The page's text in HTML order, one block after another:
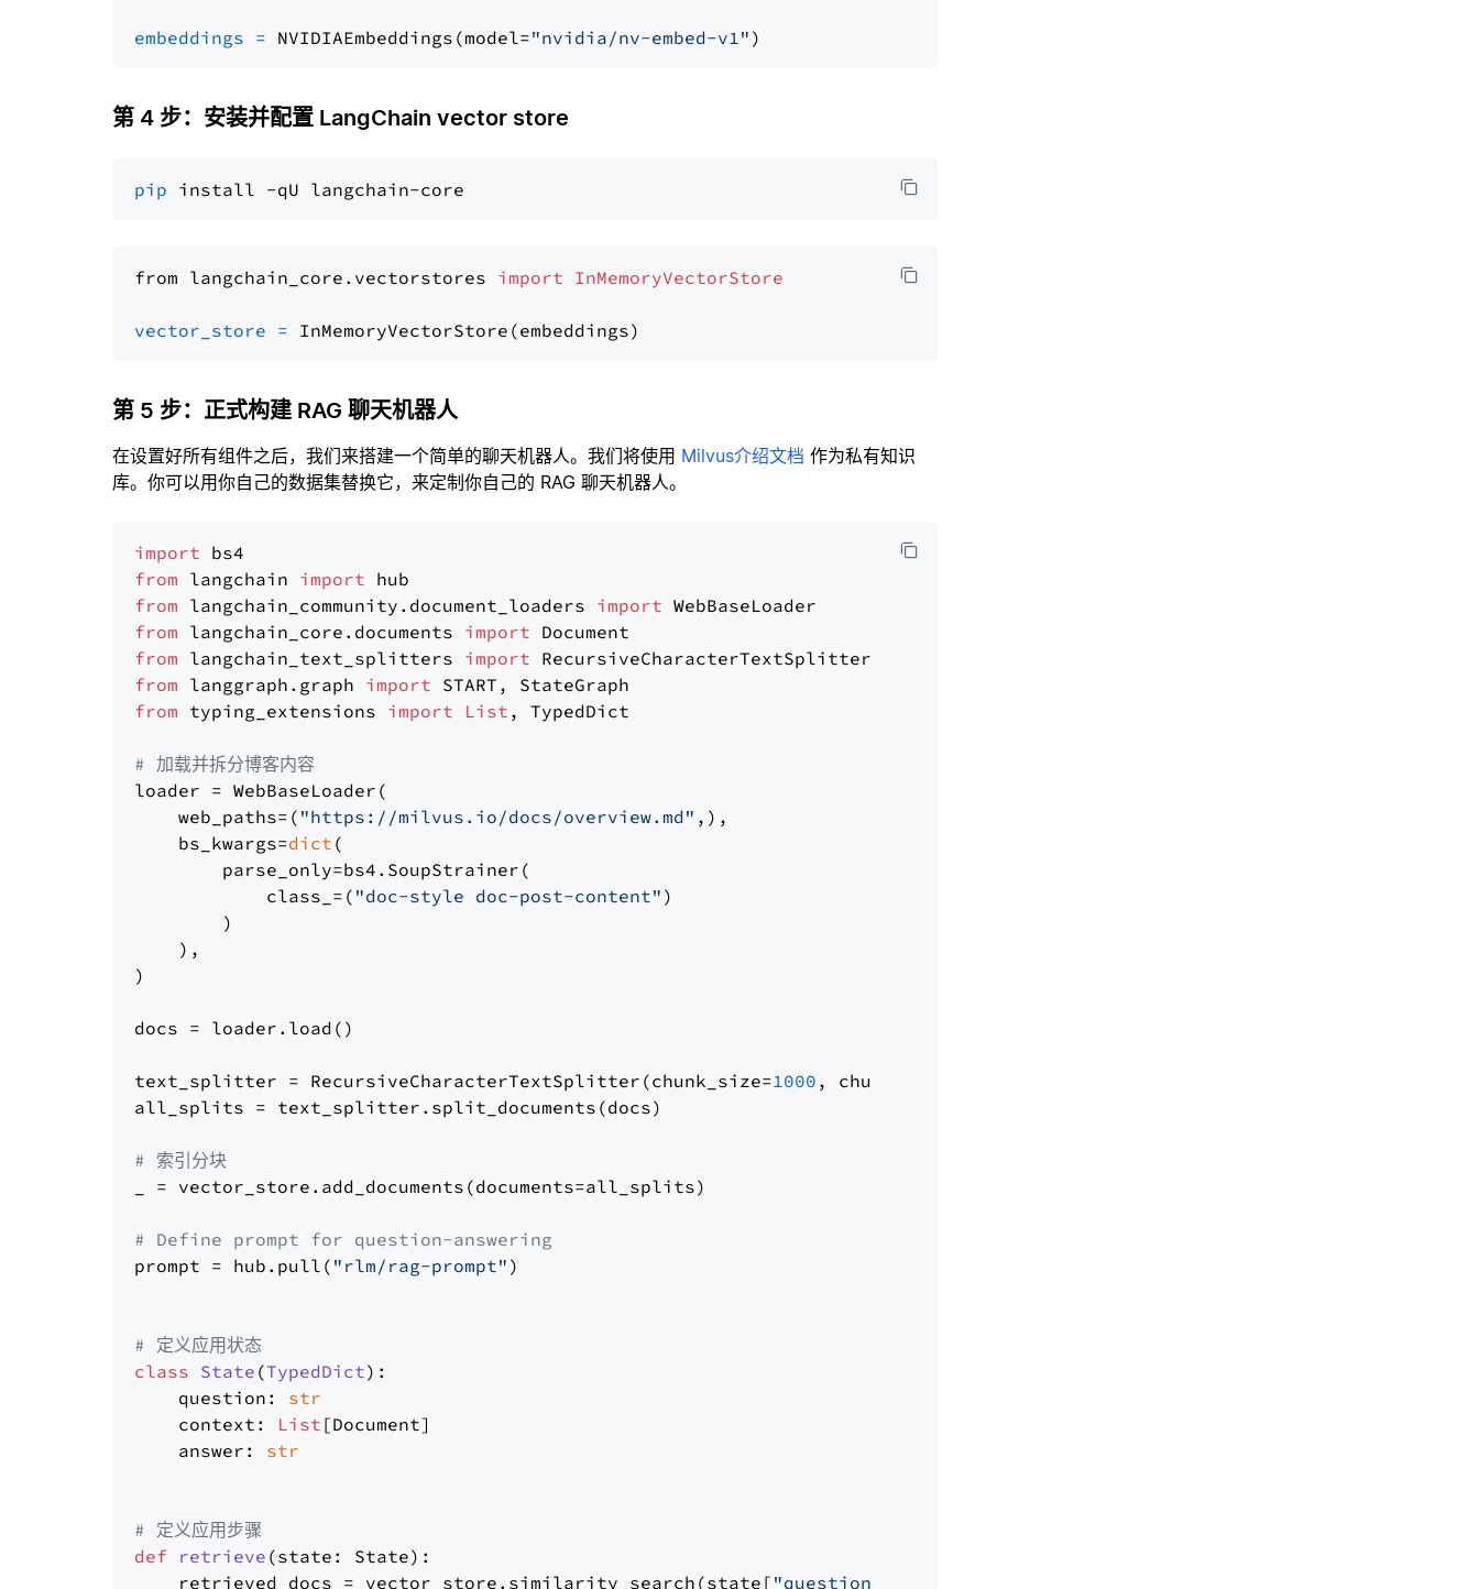
embeddings = NVIDIAEmbeddings(model="nvidia/nv-embed-v1"
第 4 步：安装并配置 LangChain vector store
pip
from langchain_core.vectorstores import InMemoryVectorStore
vector_store =
第 5 步：正式构建 RAG 聊天机器人
在设置好所有组件之后，我们来搭建一个简单的聊天机器人。我们将使用 Milvus介绍文档 作为私有知识
库。你可以用你自己的数据集替换它，来定制你自己的 RAG 聊天机器人。
import
from langchain import
from langchain_community.document_loaders import
from langchain_core.documents import
from langchain_text_splitters import
from langgraph.graph import
from typing_extensions import List , TypedDict
# 加载并拆分博客内容
loader = WebBaseLoader(
    web_paths=(
"https://milvus.io/docs/overview.md" ,),
    bs_kwargs=
dict (
        parse_only=bs4.SoupStrainer(
            class_=(
"doc-style doc-post-content" )
        )
    ),
)
docs = loader.load()
text_splitter = RecursiveCharacterTextSplitter(chunk_size=1000 , chunk_overlap=
all_splits = text_splitter.split_documents(docs)
# 索引分块
_ = vector_store.add_documents(documents=all_splits)
# Define prompt for question-answering
prompt = hub.pull( "rlm/rag-prompt" )
# 定义应用状态
class State (TypedDict):
    question:
str
    context:
List [Document]
    answer:
str
# 定义应用步骤
def
retrieve (state: State):
    retrieved_docs = vector_store.similarity_search(state[
"question"